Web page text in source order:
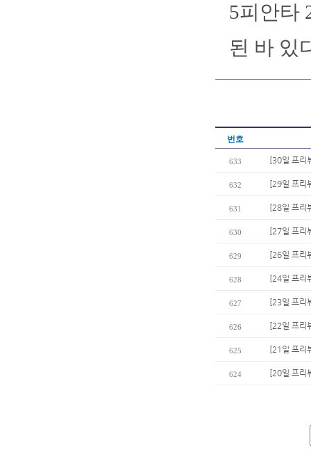
5피안타
된 바 있
번호
633 [30일 프리
632 [29일 프리
631 [28일 프리
630 [27일 프리
629 [26일 프리
628 [24일 프리
627 [23일 프리
626 [22일 프리
625 [21일 프리
624 [20일 프리